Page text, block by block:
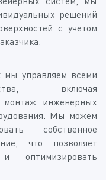
решений
с учетом
мы управляем всеми
включая
монтаж инженерных
Мы можем
собственное
что позволяет
оптимизировать